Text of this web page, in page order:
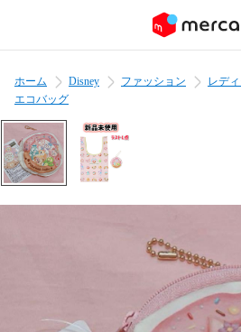
ホーム Disney ファッション レデ
エコバッグ